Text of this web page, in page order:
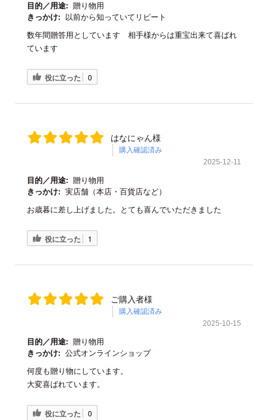
目的／用途: 贈り物用
きっかけ:
以前から知っていてリピート
数年間贈答用としています 相手様からは重宝出来て喜ばれ
ています
役に立った 0
はなにゃん様
購入確認済み
2025-12-11
目的／用途: 贈り物用
きっかけ: 実店舗（本店・百貨店など）
お歳暮に差し上げました。とても喜んでいただきました
役に立った 1
ご購入者様
購入確認済み
2025-10-15
目的／用途: 贈り物用
きっかけ: 公式オンラインショップ
何度も贈り物にしています。
大変喜ばれています。
役に立った 0